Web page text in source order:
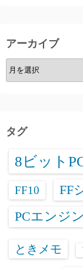
アーカイブ
ア
ー
ブ
タグ
8ビット
FF10 FF
PCエンジ
ときメモ